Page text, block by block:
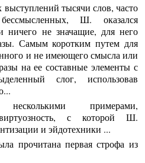
выступлений тысячи слов, часто
Ш. оказался
ничего не значащие, для него
Самым коротким путем для
и не имеющего смысла или
на ее составные элементы с
слог, использовав
примерами,
с которой Ш.
и эйдотехники ...
прочитана первая строфа из